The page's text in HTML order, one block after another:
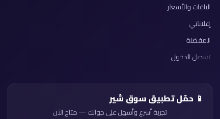
الباقات والأسعار
إعلاناتي
المفضلة
تسجيل الدخول
📱 حمّل تطبيق سوق شير
تجربة أسرع وأسهل على جوالك — متاح الآن